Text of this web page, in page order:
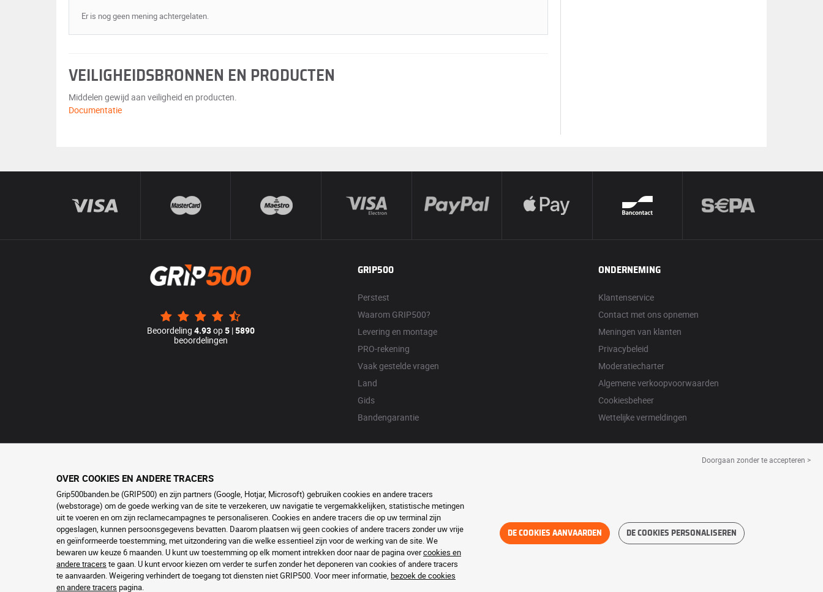
Er is nog geen mening achtergelaten.
VEILIGHEIDSBRONNEN EN PRODUCTEN
Middelen gewijd aan veiligheid en producten.
Documentatie
Beoordeling 4.93op5|5890
beoordelingen
GRIP500
Perstest
Waarom GRIP500?
Levering en montage
PRO-rekening
Vaak gestelde vragen
Land
Gids
Bandengarantie
ONDERNEMING
Klantenservice
Contact met ons opnemen
Meningen van klanten
Privacybeleid
Moderatiecharter
Algemene verkoopvoorwaarden
Cookiesbeheer
Wettelijke vermeldingen
Doorgaan zonder te accepteren >
OVER COOKIES EN ANDERE TRACERS
Grip500banden.be (GRIP500) en zijn partners (Google, Hotjar, Microsoft) gebruiken cookies en andere tracers
(webstorage) om de goede werking van de site te verzekeren, uw navigatie te vergemakkelijken, statistische metingen
uit te voeren en om zijn reclamecampagnes te personaliseren. Cookies en andere tracers die op uw terminal zijn
opgeslagen, kunnen persoonsgegevens bevatten. Daarom plaatsen wij geen cookies of andere tracers zonder uw vrije
en geïnformeerde toestemming, met uitzondering van die welke essentieel zijn voor de werking van de site. We
bewaren uw keuze 6 maanden. U kunt uw toestemming op elk moment intrekken door naar de pagina overcookies en
andere tracers te gaan. U kunt ervoor kiezen om verder te surfen zonder het deponeren van cookies of andere tracers
te aanvaarden. Weigering verhindert de toegang tot diensten niet GRIP500. Voor meer informatie, bezoek de cookies
en andere tracers pagina.
DE COOKIES AANVAARDEN DE COOKIES PERSONALISEREN